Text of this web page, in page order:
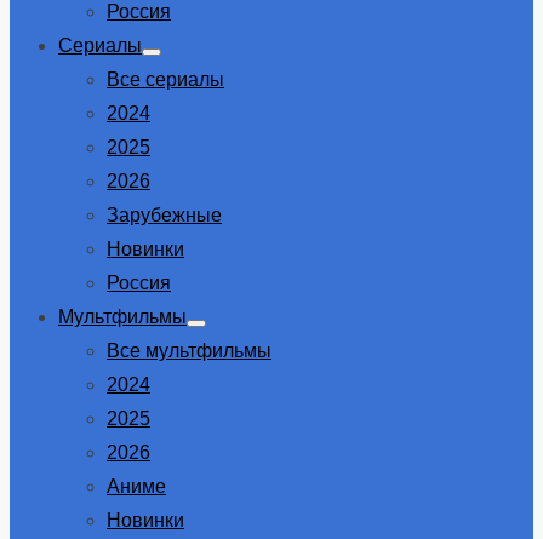
Россия
Сериалы
Show
sub
Все сериалы
2024
2025
2026
Зарубежные
Новинки
Россия
Мультфильмы
Show
sub
Все мультфильмы
2024
2025
2026
Аниме
Новинки